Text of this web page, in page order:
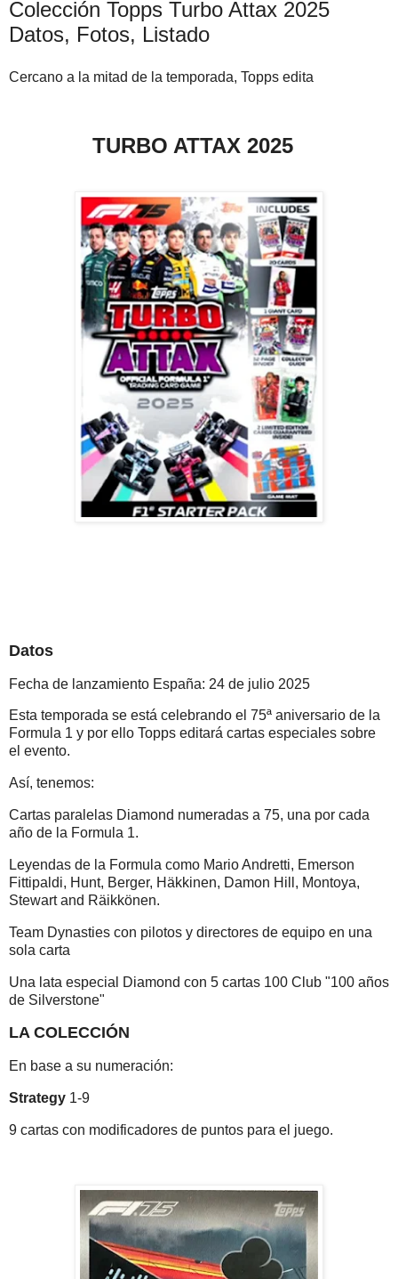
Colección Topps Turbo Attax 2025
Datos, Fotos, Listado
Cercano a la mitad de la temporada, Topps edita
TURBO ATTAX 2025
Datos
Fecha de lanzamiento España: 24 de julio 2025
Esta temporada se está celebrando el 75ª aniversario de la
Formula 1 y por ello Topps editará cartas especiales sobre
el evento.
Así, tenemos:
Cartas paralelas Diamond numeradas a 75, una por cada
año de la Formula 1.
Leyendas de la Formula como Mario Andretti, Emerson
Fittipaldi, Hunt, Berger, Häkkinen, Damon Hill, Montoya,
Stewart and Räikkönen.
Team Dynasties con pilotos y directores de equipo en una
sola carta
Una lata especial Diamond con 5 cartas 100 Club "100 años
de Silverstone"
LA COLECCIÓN
En base a su numeración:
Strategy 1-9
9 cartas con modificadores de puntos para el juego.